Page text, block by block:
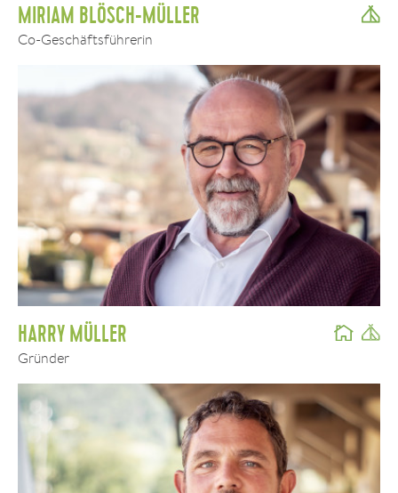
MIRIAM BLÖSCH-MÜLLER
Co-Geschäftsführerin
HARRY MÜLLER
Gründer